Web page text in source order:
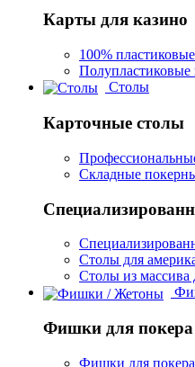
Карты для казино
100%
Полупластиковые
Столы
Карточные столы
Складные
Столы для
Столы из массива
Фишки для покера
Фишки для покера